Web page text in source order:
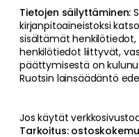
Tietojen säilyttäminen:
kirjanpitoaineistoksi
sisältämät
henkilötiedot liittyvät,
päättymisestä on
Ruotsin lainsäädäntö
Jos käytät
Tarkoitus: